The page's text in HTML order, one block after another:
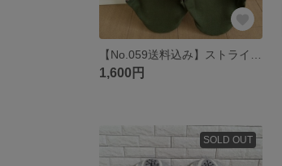
1,600円
SOLD OUT